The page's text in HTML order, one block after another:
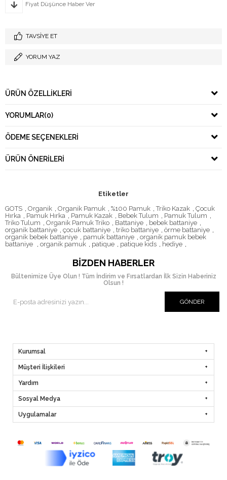
Fiyat Düşünce Haber Ver
TAVSIYE ET
YORUM YAZ
ÜRÜN ÖZELLIKLERI
YORUMLAR(0)
ÖDEME SEÇENEKLERI
ÜRÜN ÖNERILERI
Etiketler
GOTS , Organik , Organik Pamuk , %100 Pamuk , Triko Kazak , Çocuk
Hırka , Pamuk Hırka , Pamuk Kazak , Bebek Tulum , Pamuk Tulum ,
Triko Tulum , Organik Pamuk Triko , Battaniye , bebek battaniye ,
organik battaniye , çocuk battaniye , triko battaniye , örme battaniye ,
organik bebek battaniye , pamuk battaniye , organik pamuk bebek
battaniye , organik pamuk , patique , patique kids , hediye ,
BIZDEN HABERLER
Bültenimize Üye Olun ! Tüm İndirim ve Fırsatlardan İlk Sizin Haberiniz
Olsun !
GÖNDER
Kurumsal
Müşteri İlişkileri
Yardım
Sosyal Medya
Uygulamalar